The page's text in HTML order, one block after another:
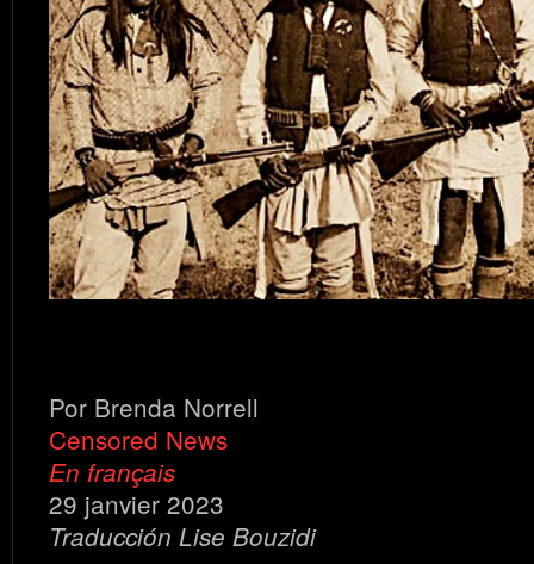
Por Brenda Norrell
Censored News
En français
29 janvier 2023
Traducción Lise Bouzidi